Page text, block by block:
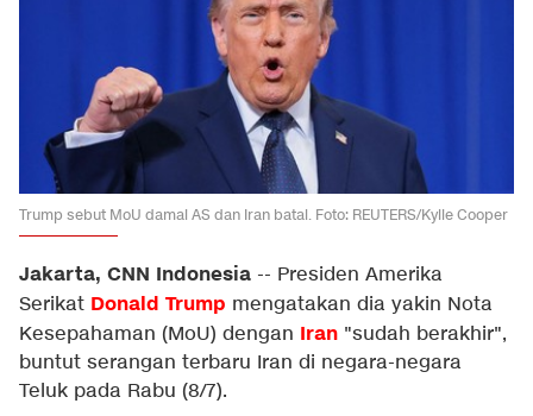
Trump sebut MoU damai AS dan Iran batal. Foto: REUTERS/Kylie Cooper
Jakarta, CNN Indonesia -- Presiden Amerika
Serikat Donald Trump mengatakan dia yakin Nota
Kesepahaman (MoU) dengan Iran "sudah berakhir",
buntut serangan terbaru Iran di negara-negara
Teluk pada Rabu (8/7).